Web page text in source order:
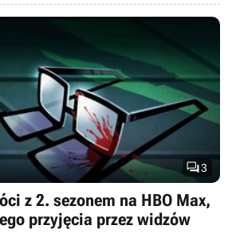
3
z 2. sezonem na HBO Max,
przyjęcia przez widzów